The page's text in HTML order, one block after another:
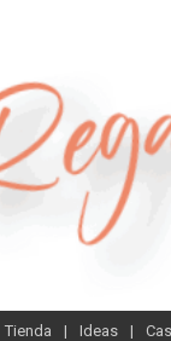
Tienda Ideas